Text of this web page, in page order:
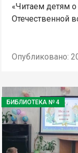
«Читаем детям
Отечественной
Опубликовано:
БИБЛИОТЕКА № 4